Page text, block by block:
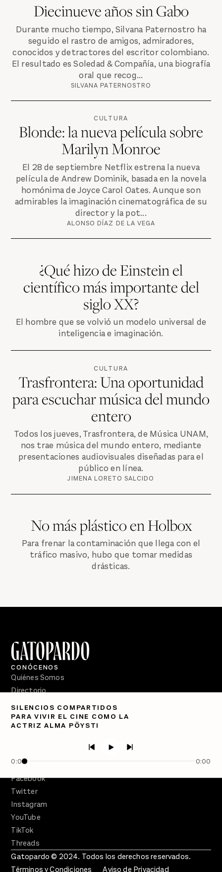
Diecinueve años sin Gabo
Durante mucho tiempo, Silvana Paternostro ha
seguido el rastro de amigos, admiradores,
conocidos y detractores del escritor colombiano.
El resultado es Soledad & Compañía, una biografía
oral que recog...
SILVANA PATERNOSTRO
CULTURA
Blonde: la nueva película sobre
Marilyn Monroe
El 28 de septiembre Netflix estrena la nueva
película de Andrew Dominik, basada en la novela
homónima de Joyce Carol Oates. Aunque son
admirables la imaginación cinematográfica de su
director y la pot...
ALONSO DÍAZ DE LA VEGA
¿Qué hizo de Einstein el
científico más importante del
siglo XX?
El hombre que se volvió un modelo universal de
inteligencia e imaginación.
CULTURA
Trasfrontera: Una oportunidad
para escuchar música del mundo
entero
Todos los jueves, Trasfrontera, de Música UNAM,
nos trae música del mundo entero, mediante
presentaciones audiovisuales diseñadas para el
público en línea.
JIMENA LORETO SALCIDO
No más plástico en Holbox
Para frenar la contaminación que llega con el
tráfico masivo, hubo que tomar medidas
drásticas.
SILENCIOS COMPARTIDOS
PARA VIVIR EL CINE COMO LA
ACTRIZ ALMA PÖYSTI
0:00 0:00
CONÓCENOS
Quiénes Somos
Directorio
PÓDCASTS
Semanario Gatopardo
Facebook
Twitter
Instagram
YouTube
TikTok
Threads
Gatopardo © 2024. Todos los derechos reservados.
Términos y Condiciones
Aviso de Privacidad